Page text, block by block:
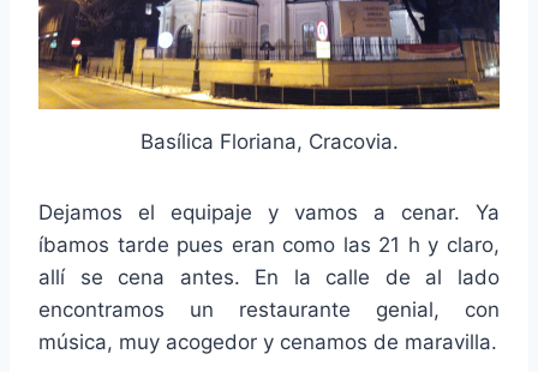
Basílica Floriana, Cracovia.
Dejamos el equipaje y vamos a cenar. Ya
íbamos tarde pues eran como las 21 h y claro,
allí se cena antes. En la calle de al lado
encontramos un restaurante genial, con
música, muy acogedor y cenamos de maravilla.